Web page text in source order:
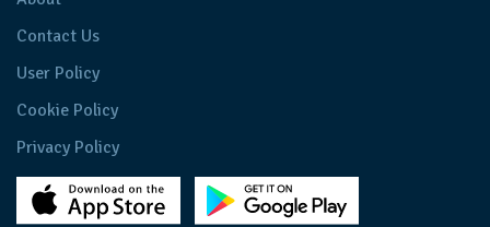
Contact Us
User Policy
Cookie Policy
Privacy Policy